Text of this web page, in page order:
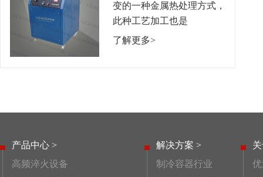
变的一种金属热处理方式，
此种工艺加工也是
了解更多>
产品中心 >
高频淬火设备
解决方案 >
制冷容器行业